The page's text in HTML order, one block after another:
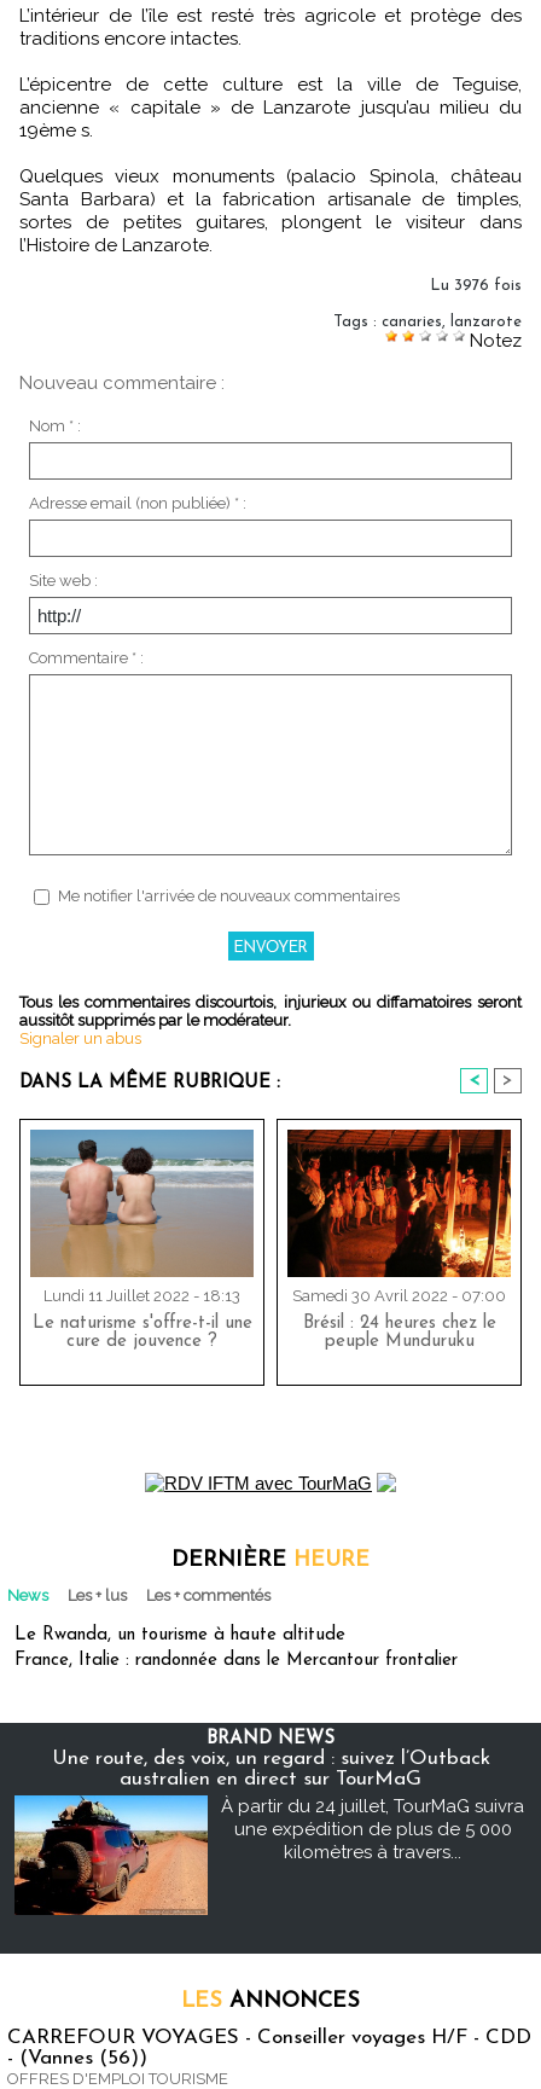
L’intérieur de l’île est resté très agricole et protège des
traditions encore intactes.
L’épicentre de cette culture est la ville de Teguise,
ancienne « capitale » de Lanzarote jusqu’au milieu du
19ème s.
Quelques vieux monuments (palacio Spinola, château
Santa Barbara) et la fabrication artisanale de timples,
sortes de petites guitares, plongent le visiteur dans
l’Histoire de Lanzarote.
Lu 3976 fois
Tags : canaries, lanzarote
Notez
Nouveau commentaire :
Nom * :
Adresse email (non publiée) * :
Site web :
Commentaire * :
Me notifier l'arrivée de nouveaux commentaires
Tous les commentaires discourtois, injurieux ou diffamatoires seront
aussitôt supprimés par le modérateur.
Signaler un abus
DANS LA MÊME RUBRIQUE : < >
Lundi 11 Juillet 2022 - 18:13
Le naturisme s'offre-t-il une
cure de jouvence ?
Samedi 30 Avril 2022 - 07:00
Brésil : 24 heures chez le
peuple Munduruku
DERNIÈRE HEURE
News Les + lus Les + commentés
Le Rwanda, un tourisme à haute altitude
France, Italie : randonnée dans le Mercantour frontalier
BRAND NEWS
Une route, des voix, un regard : suivez l’Outback
australien en direct sur TourMaG
À partir du 24 juillet, TourMaG suivra
une expédition de plus de 5 000
kilomètres à travers...
LES ANNONCES
CARREFOUR VOYAGES - Conseiller voyages H/F - CDD
- (Vannes (56))
OFFRES D'EMPLOI TOURISME